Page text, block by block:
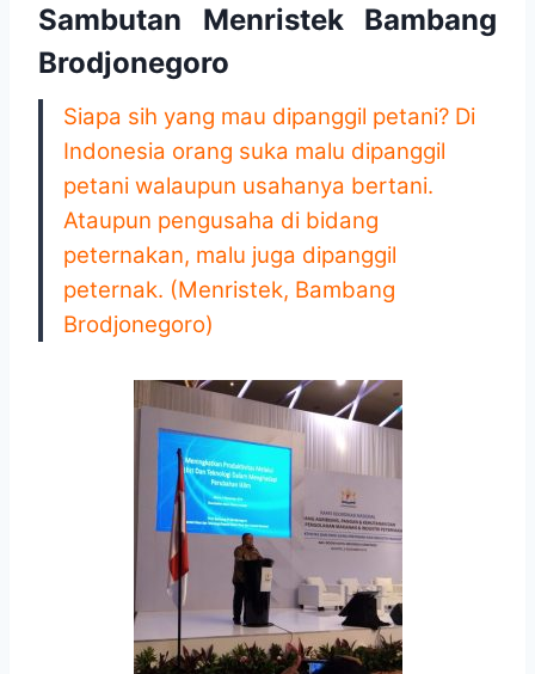
Sambutan Menristek Bambang
Brodjonegoro
Siapa sih yang mau dipanggil petani? Di
Indonesia orang suka malu dipanggil
petani walaupun usahanya bertani.
Ataupun pengusaha di bidang
peternakan, malu juga dipanggil
peternak. (Menristek, Bambang
Brodjonegoro)